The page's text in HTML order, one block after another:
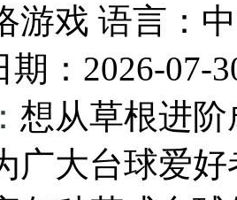
游戏 语言：
： 2026-07-
想从草根进
广大台球爱